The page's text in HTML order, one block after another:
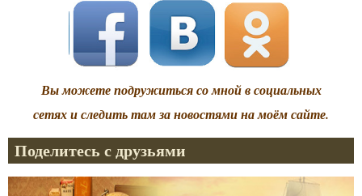
Вы можете подружиться со мной в социальных
сетях и следить там за новостями на моём сайте.
Поделитесь с друзьями